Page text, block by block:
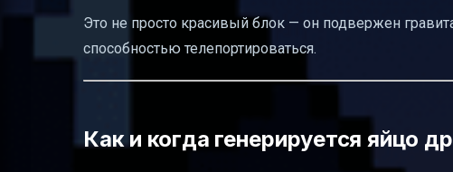
Это не просто красивый блок — он подвержен
способностью телепортироваться.
Как и когда генерируется яйцо